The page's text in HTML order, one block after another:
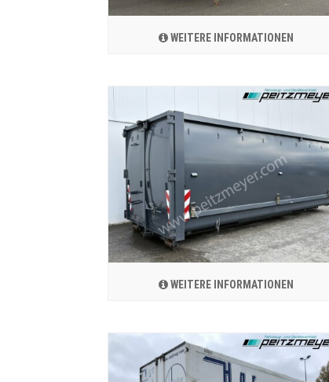
WEITERE INFORMATIONEN
WEITERE INFORMATIONEN